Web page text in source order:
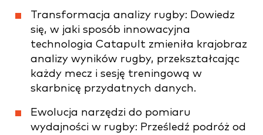
Transformacja analizy rugby: Dowiedz
się, w jaki sposób innowacyjna
technologia Catapult zmieniła krajobraz
analizy wyników rugby, przekształcając
każdy mecz i sesję treningową w
skarbnicę przydatnych danych.
Ewolucja narzędzi do pomiaru
wydajności w rugby: Prześledź podróż od